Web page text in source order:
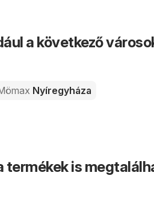
a következő
Nyíregyháza
termékek is